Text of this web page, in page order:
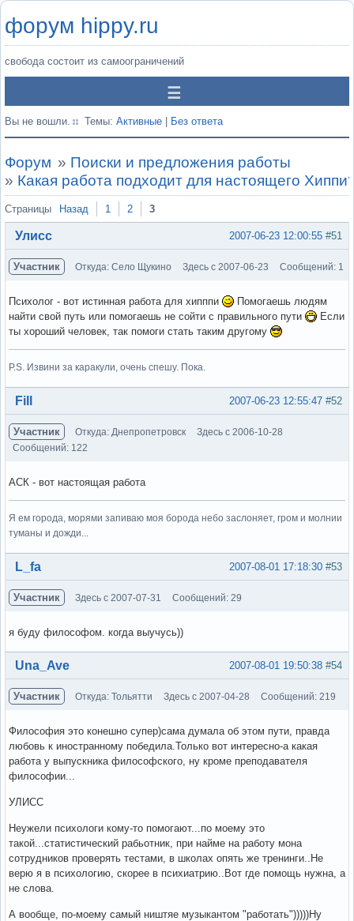
форум hippy.ru
свобода состоит из самоограничений
Вы не вошли. Темы: Активные Без ответа
Форум » Поиски и предложения работы
» Какая работа подходит для настоящего
Страницы Назад 1 2 3
#51
2007-06-23 12:00:55
Улисс
Участник Откуда: Село Щукино Здесь с 2007-06-23 Сообщений: 1
Психолог - вот истинная работа для хипппи
Помогаешь людям
найти свой путь или помогаешь не сойти с правильного пути
Если
ты хороший человек, так помоги стать таким другому
P.S. Извини за каракули, очень спешу. Пока.
Вне форума #52
2007-06-23 12:55:47
Fill
Участник Откуда: Днепропетровск
Здесь с 2006-10-28
Сообщений: 122
АСК - вот настоящая работа
Я ем города, морями запиваю моя борода небо заслоняет, гром и молнии
туманы и дожди...
Вне форума #53
2007-08-01 17:18:30
L_fa
Участник Здесь с 2007-07-31 Сообщений: 29
я буду философом. когда выучусь))
Вне форума #54
2007-08-01 19:50:38
Una_Ave
Участник Откуда: Тольятти Здесь с 2007-04-28 Сообщений: 219
Философия это конешно супер)сама думала об этом пути, правда
любовь к иностранному победила.Только вот интересно-а какая
работа у выпускника философского, ну кроме преподавателя
философии...
УЛИСС
Неужели психологи кому-то помогают...по моему это
такой...статистический рабьотник, при найме на работу мона
сотрудников проверять тестами, в школах опять же тренинги..Не
верю я в психологию, скорее в психиатрию..Вот где помощь нужна, а
не слова.
А вообще, по-моему самый ништяе музыкантом "работать")))))Ну